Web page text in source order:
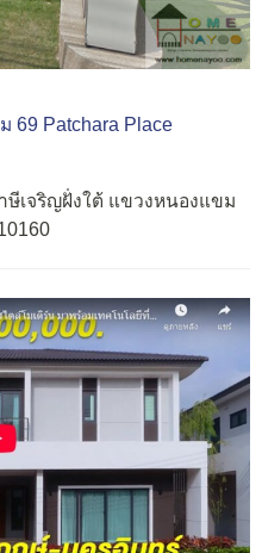
69 Patchara Place
ษีเจริญฝั่งใต้ แขวงหนองแขม